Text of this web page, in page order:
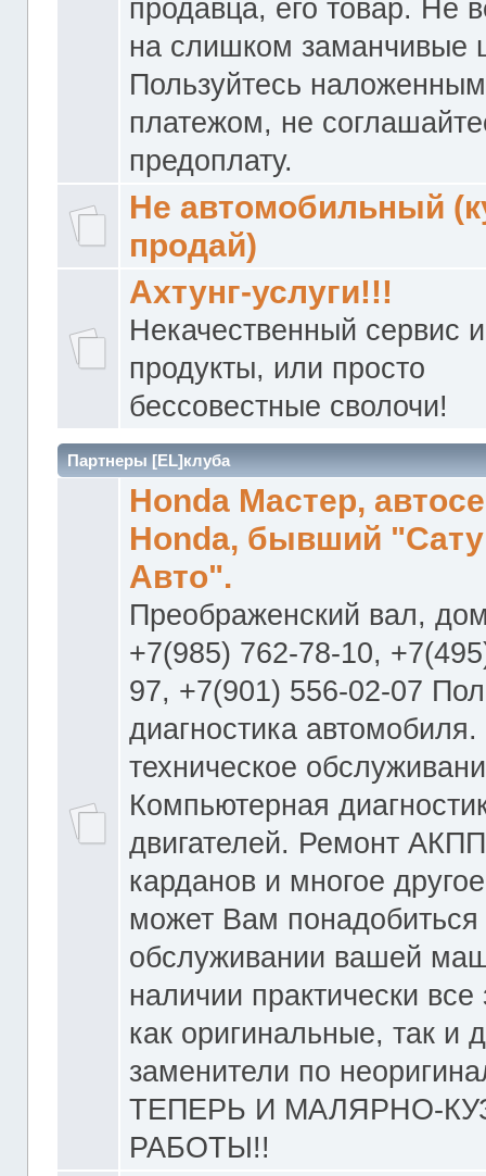
продавца, его товар. Не
на слишком заманчивые
Пользуйтесь наложенным
платежом, не
предоплату.
Не автомобильный
продай)
Ахтунг-услуги!!!
Некачественный сервис и
продукты, или просто
бессовестные сволочи!
Партнеры [EL]клуба
Honda Мастер,
Honda, бывший
Авто".
Преображенский вал,
+7(985) 762-78-10,
97, +7(901) 556-02-07
диагностика
техническое
Компьютерная
двигателей. Ремонт
карданов и многое
может Вам понадобиться
обслуживании вашей
наличии практически все
как оригинальные, так и
заменители по
ТЕПЕРЬ И МАЛЯРНО-
РАБОТЫ!!